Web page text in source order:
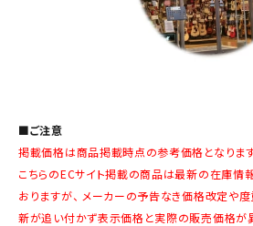
■ご注意
掲載価格は商品掲載時点の参考価格となります
こちらのECサイト掲載の商品は最新の在庫情
おりますが、 メーカーの予告なき価格改定や
新が追い付かず表示価格と実際の販売価格が